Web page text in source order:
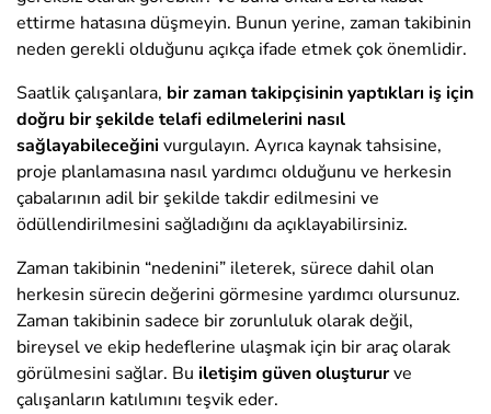
ettirme hatasına düşmeyin. Bunun yerine, zaman takibinin
neden gerekli olduğunu açıkça ifade etmek çok önemlidir.
Saatlik çalışanlara, bir zaman takipçisinin yaptıkları iş için
doğru bir şekilde telafi edilmelerini nasıl
sağlayabileceğini vurgulayın. Ayrıca kaynak tahsisine,
proje planlamasına nasıl yardımcı olduğunu ve herkesin
çabalarının adil bir şekilde takdir edilmesini ve
ödüllendirilmesini sağladığını da açıklayabilirsiniz.
Zaman takibinin “nedenini” ileterek, sürece dahil olan
herkesin sürecin değerini görmesine yardımcı olursunuz.
Zaman takibinin sadece bir zorunluluk olarak değil,
bireysel ve ekip hedeflerine ulaşmak için bir araç olarak
görülmesini sağlar. Bu iletişim güven oluştururve
çalışanların katılımını teşvik eder.